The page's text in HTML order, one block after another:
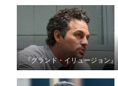
『グランド・イリュージョン』